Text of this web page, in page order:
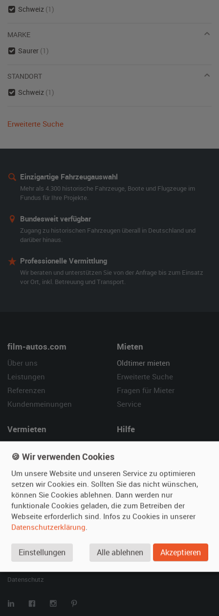
Schweiz (1)
MARKE
Saurer (1)
STANDORT
Schweiz (1)
Erweiterte Suche
Einzigartige Fahrzeugauswahl
Mehr als 4.300 historische Fahrzeuge, Boote und Flugzeuge im
Fundus für Ihre Projekte.
Bundesweit verfügbar
Zugang zu historischen Fahrzeugen überall in Deutschland und
darüber hinaus.
Professionelle Vermittlung
Wir beraten und unterstützen Sie von der Anfrage bis zum Einsatz
vor Ort, inkl. Betreuung und Transport.
film-autos.com
Über uns
Leistungen
Referenzen
Kundenmeinungen
Mieten
Oldtimer mieten
Erweiterte Suche
Fragen für Mieter
Service
Vermieten
Fotos senden
Fragen für Vermieter
Inserat verwalten
Hilfe
Kontakt
SPECIAL
Berühmte Filmautos –
Datenschutz
🍪 Wir verwenden Cookies
Um unsere Website und unseren Service zu optimieren
setzen wir Cookies ein. Sollten Sie das nicht wünschen,
können Sie Cookies ablehnen. Dann werden nur
funktionale Cookies geladen, die zum Betreiben der
Webseite erforderlich sind. Infos zu Cookies in unserer
Datenschutzerklärung.
Einstellungen Alle ablehnen Akzeptieren